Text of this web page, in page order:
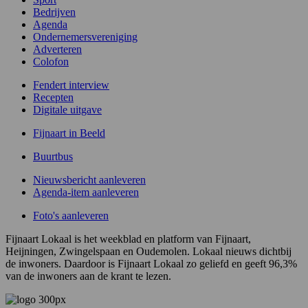
Bedrijven
Agenda
Ondernemersvereniging
Adverteren
Colofon
Fendert interview
Recepten
Digitale uitgave
Fijnaart in Beeld
Buurtbus
Nieuwsbericht aanleveren
Agenda-item aanleveren
Foto's aanleveren
Fijnaart Lokaal is het weekblad en platform van Fijnaart,
Heijningen, Zwingelspaan en Oudemolen. Lokaal nieuws dichtbij
de inwoners. Daardoor is Fijnaart Lokaal zo geliefd en geeft 96,3%
van de inwoners aan de krant te lezen.